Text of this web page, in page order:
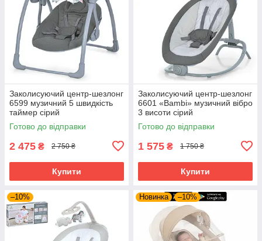
Заколисуючий центр-шезлонг
6599 музичний 5 швидкість
таймер сірий
Готово до відправки
2 475 ₴ 2 750 ₴
Купити
Заколисуючий центр-шезлонг
6601 «Bambi» музичний вібро
3 висоти сірий
Готово до відправки
1 575 ₴ 1 750 ₴
Купити
–10% Новинка –10%